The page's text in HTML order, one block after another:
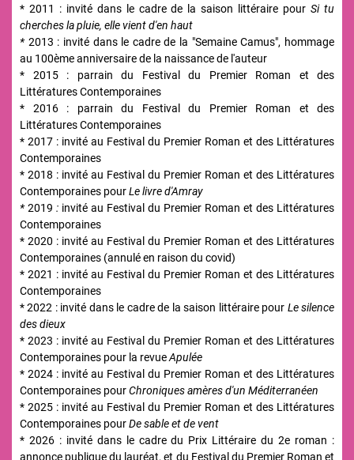
* 2011 : invité dans le cadre de la saison littéraire pourSi tu
cherches la pluie, elle vient d'en haut
* 2013 : invité dans le cadre de la "Semaine Camus", hommage
au 100ème anniversaire de la naissance de l'auteur
* 2015 : parrain du Festival du Premier Roman et des
Littératures Contemporaines
* 2016 : parrain du Festival du Premier Roman et des
Littératures Contemporaines
* 2017 : invité au Festival du Premier Roman et des Littératures
Contemporaines
* 2018 : invité au Festival du Premier Roman et des Littératures
Contemporaines pourLe livre d'Amray
*2019 : invité au Festival du Premier Roman et des Littératures
Contemporaines
* 2020 : invité au Festival du Premier Roman et des Littératures
Contemporaines (annulé en raison du covid)
* 2021 : invité au Festival du Premier Roman et des Littératures
Contemporaines
* 2022 : invité dans le cadre de la saison littéraire pour Le silence
des dieux
* 2023 : invité au Festival du Premier Roman et des Littératures
Contemporaines pour la revueApulée
* 2024 : invité au Festival du Premier Roman et des Littératures
Contemporaines pourChroniques amères d'un Méditerranéen
* 2025 : invité au Festival du Premier Roman et des Littératures
Contemporaines pourDe sable et de vent
* 2026 : invité dans le cadre du Prix Littéraire du 2e roman :
annonce publique du lauréat, et du Festival du Premier Roman et